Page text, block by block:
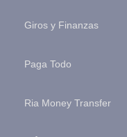
Giros y Finanzas
Paga Todo
Ria Money Transfer